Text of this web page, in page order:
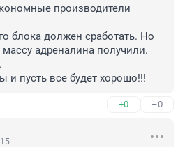
производители
блока должен сработать. Но
адреналина получили.
и пусть все будет хорошо!!!
+0 –0